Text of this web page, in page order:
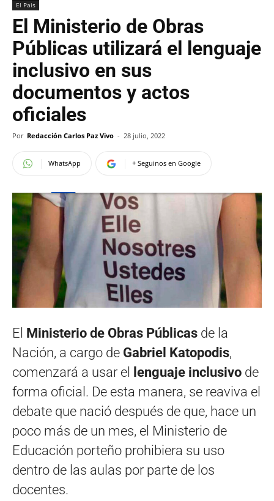
El Pais
El Ministerio de Obras
Públicas utilizará el lenguaje
inclusivo en sus
documentos y actos
oficiales
Por Redacción Carlos Paz Vivo - 28 julio, 2022
WhatsApp + Seguinos en Google
El Ministerio de Obras Públicas de la
Nación, a cargo de Gabriel Katopodis,
comenzará a usar el
lenguaje inclusivo de
forma oficial. De esta manera, se reaviva el
debate que nació después de que, hace un
poco más de un mes, el Ministerio de
Educación porteño prohibiera su uso
dentro de las aulas por parte de los
docentes.